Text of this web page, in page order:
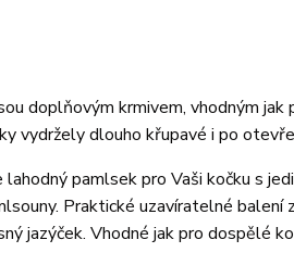
doplňovým krmivem, vhodným
vydržely dlouho křupavé i po
pamlsek pro Vaši kočku s
Praktické uzavíratelné
jazýček. Vhodné jak pro dospělé